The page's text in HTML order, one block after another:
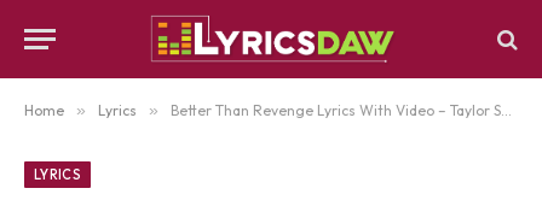
Home » Lyrics » Better Than Revenge Lyrics With Video – Taylor Swift | 2010 Song
LYRICS